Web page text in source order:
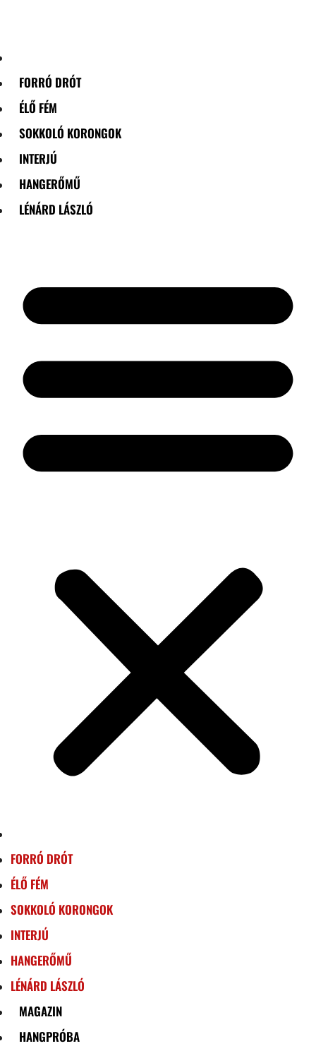
FORRÓ DRÓT
ÉLŐ FÉM
SOKKOLÓ KORONGOK
INTERJÚ
HANGERŐMŰ
LÉNÁRD LÁSZLÓ
FORRÓ DRÓT
ÉLŐ FÉM
SOKKOLÓ KORONGOK
INTERJÚ
HANGERŐMŰ
LÉNÁRD LÁSZLÓ
MAGAZIN
HANGPRÓBA